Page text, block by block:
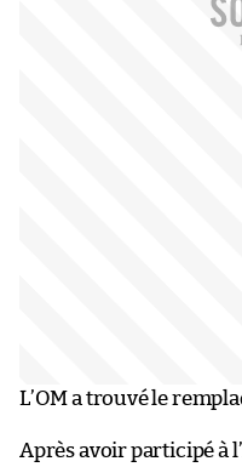
L’OM a trouvé le
Après avoir participé à